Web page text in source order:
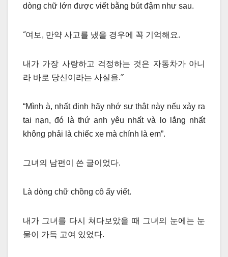
dòng chữ lớn được viết bằng bút đậm như sau.
˝여보, 만약 사고를 냈을 경우에 꼭 기억해요.
내가 가장 사랑하고 걱정하는 것은 자동차가 아니
라 바로 당신이라는 사실을.˝
“Mình à, nhất định hãy nhớ sự thật này nếu xảy ra
tai nạn, đó là thứ anh yêu nhất và lo lắng nhất
không phải là chiếc xe mà chính là em”.
그녀의 남편이 쓴 글이었다.
Là dòng chữ chồng cô ấy viết.
내가 그녀를 다시 쳐다보았을 때 그녀의 눈에는 눈
물이 가득 고여 있었다.